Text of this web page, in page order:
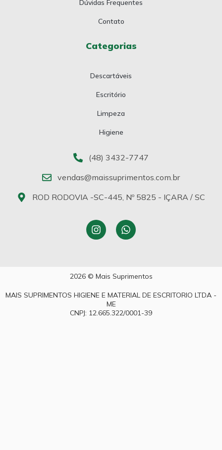
Dúvidas Frequentes
Contato
Categorias
Descartáveis
Escritório
Limpeza
Higiene
(48) 3432-7747
vendas@maissuprimentos.com.br
ROD RODOVIA -SC-445, Nº 5825 - IÇARA / SC
2026 © Mais Suprimentos
MAIS SUPRIMENTOS HIGIENE E MATERIAL DE ESCRITORIO LTDA -
ME
CNPJ: 12.665.322/0001-39